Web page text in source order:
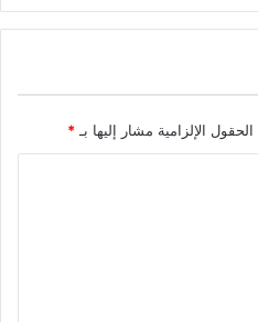
الحقول الإلزامية مشار إليها بـ *